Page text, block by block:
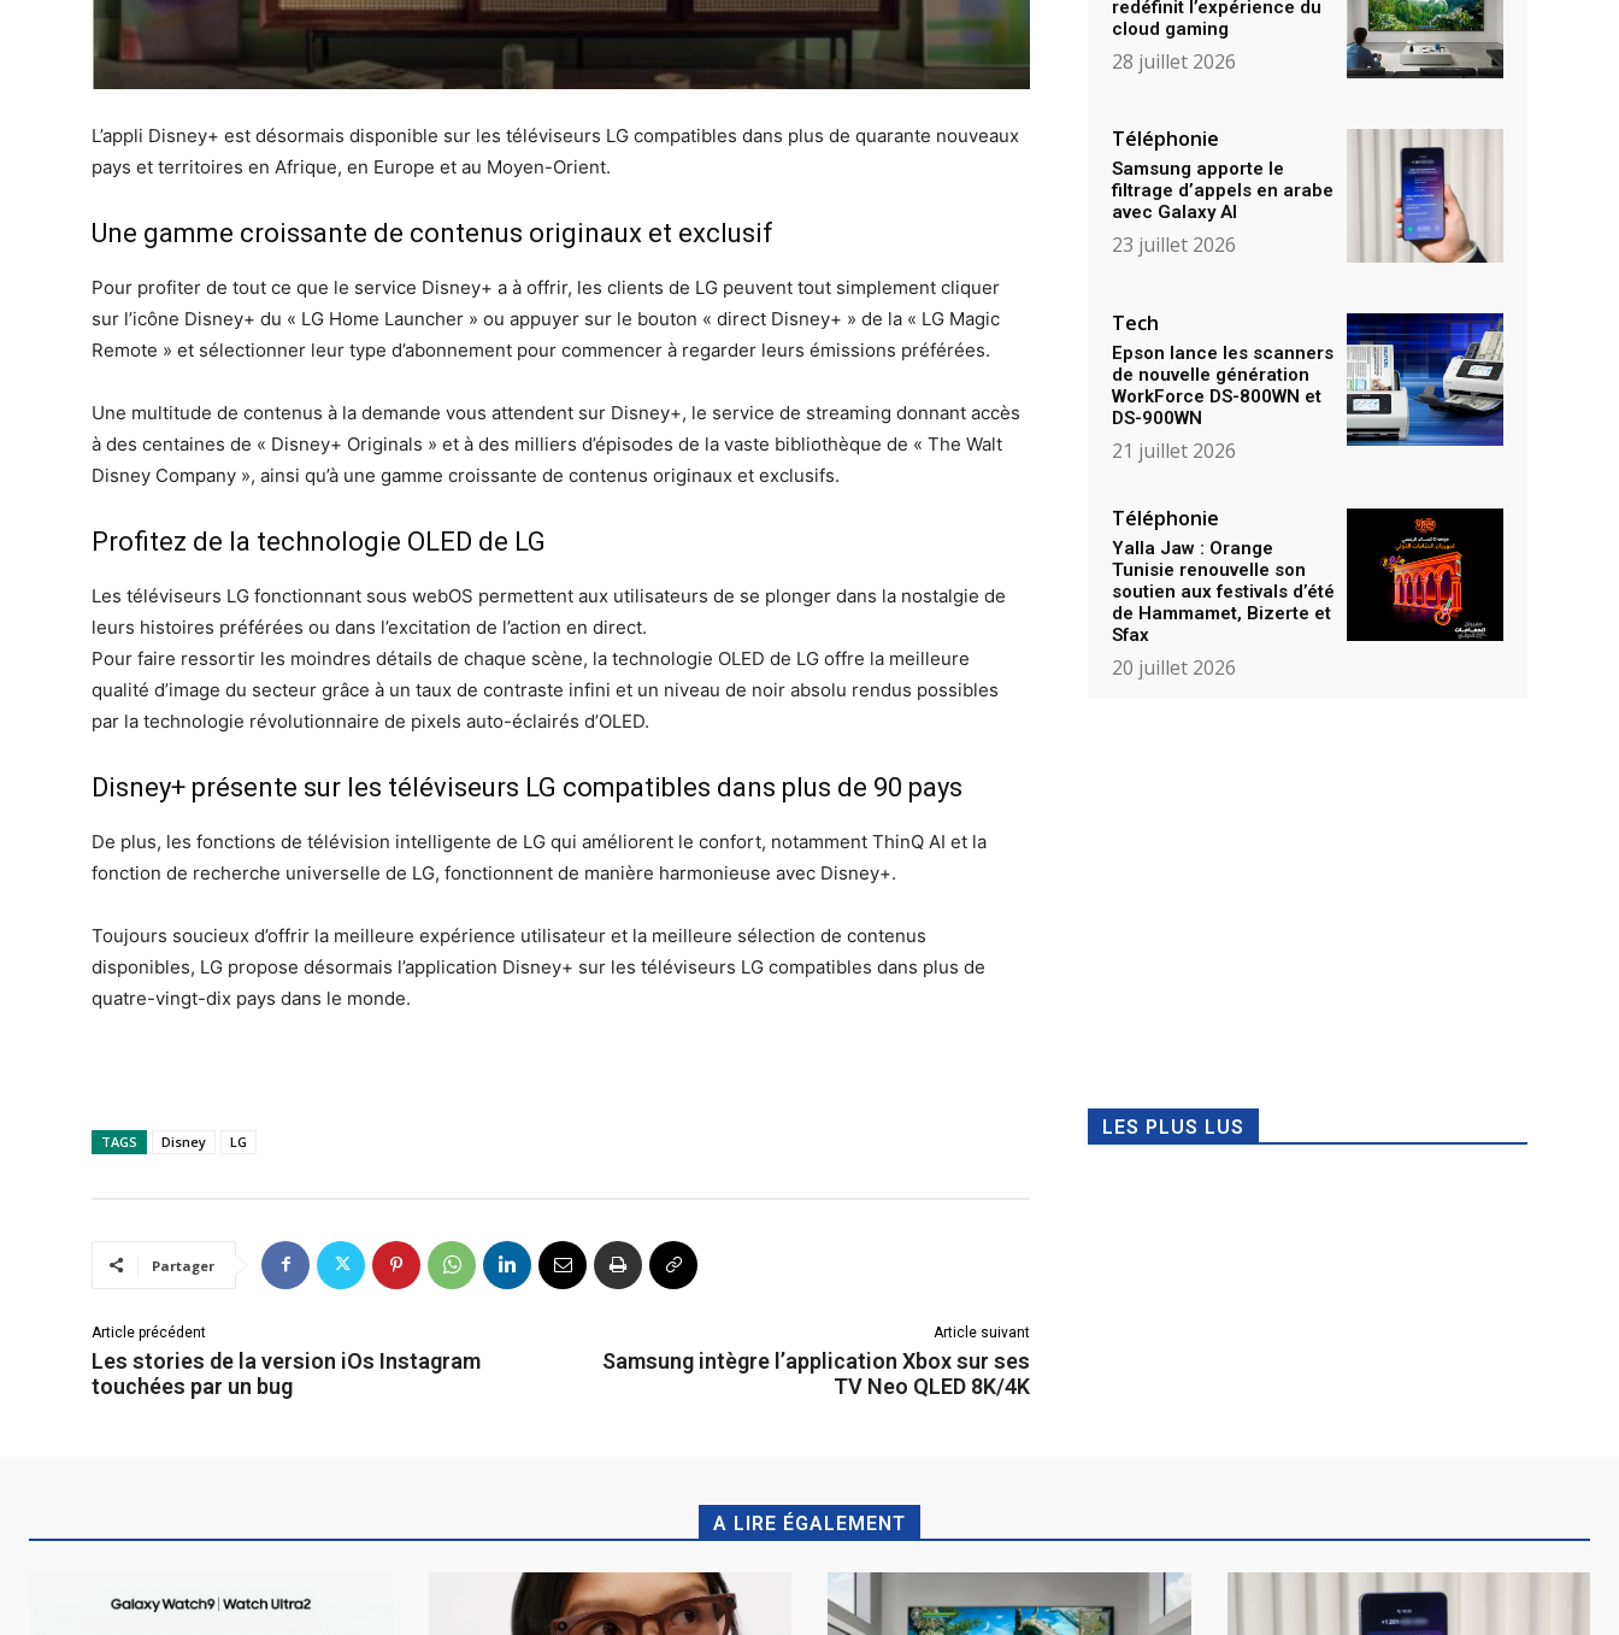
L’appli Disney+ est désormais disponible sur les téléviseurs LG compatibles dans plus de quarante nouveaux
pays et territoires en Afrique, en Europe et au Moyen-Orient.
Une gamme croissante de contenus originaux et exclusif
Pour profiter de tout ce que le service Disney+ a à offrir, les clients de LG peuvent tout simplement cliquer
sur l’icône Disney+ du « LG Home Launcher » ou appuyer sur le bouton « direct Disney+ » de la « LG Magic
Remote » et sélectionner leur type d’abonnement pour commencer à regarder leurs émissions préférées.
Une multitude de contenus à la demande vous attendent sur Disney+, le service de streaming donnant accès
à des centaines de « Disney+ Originals » et à des milliers d’épisodes de la vaste bibliothèque de « The Walt
Disney Company », ainsi qu’à une gamme croissante de contenus originaux et exclusifs.
Profitez de la technologie OLED de LG
Les téléviseurs LG fonctionnant sous webOS permettent aux utilisateurs de se plonger dans la nostalgie de
leurs histoires préférées ou dans l’excitation de l’action en direct.
Pour faire ressortir les moindres détails de chaque scène, la technologie OLED de LG offre la meilleure
qualité d’image du secteur grâce à un taux de contraste infini et un niveau de noir absolu rendus possibles
par la technologie révolutionnaire de pixels auto-éclairés d’OLED.
Disney+ présente sur les téléviseurs LG compatibles dans plus de 90 pays
De plus, les fonctions de télévision intelligente de LG qui améliorent le confort, notamment ThinQ AI et la
fonction de recherche universelle de LG, fonctionnent de manière harmonieuse avec Disney+.
Toujours soucieux d’offrir la meilleure expérience utilisateur et la meilleure sélection de contenus
disponibles, LG propose désormais l’application Disney+ sur les téléviseurs LG compatibles dans plus de
quatre-vingt-dix pays dans le monde.
TAGS Disney LG
Partager
Article précédent
Les stories de la version iOs Instagram
touchées par un bug
Article suivant
Samsung intègre l’application Xbox sur ses
TV Neo QLED 8K/4K
redéfinit l’expérience du
cloud gaming
28 juillet 2026
Téléphonie
Samsung apporte le
filtrage d’appels en arabe
avec Galaxy AI
23 juillet 2026
Tech
Epson lance les scanners
de nouvelle génération
WorkForce DS-800WN et
DS-900WN
21 juillet 2026
Téléphonie
Yalla Jaw : Orange
Tunisie renouvelle son
soutien aux festivals d’été
de Hammamet, Bizerte et
Sfax
20 juillet 2026
LES PLUS LUS
A LIRE ÉGALEMENT